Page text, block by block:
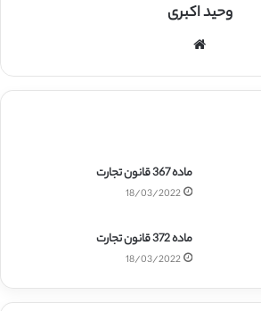
وحید اکبری
ماده 367 قانون تجارت
18/03/2022
ماده 372 قانون تجارت
18/03/2022